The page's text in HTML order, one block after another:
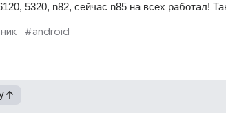
5320, n82, сейчас n85 на всех работал!
#android